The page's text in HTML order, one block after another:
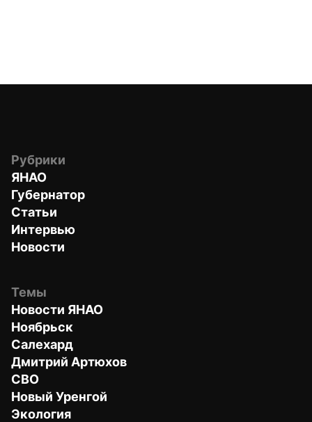
Рубрики
ЯНАО
Губернатор
Статьи
Интервью
Новости
Темы
Новости ЯНАО
Ноябрьск
Салехард
Дмитрий Артюхов
СВО
Новый Уренгой
Экология